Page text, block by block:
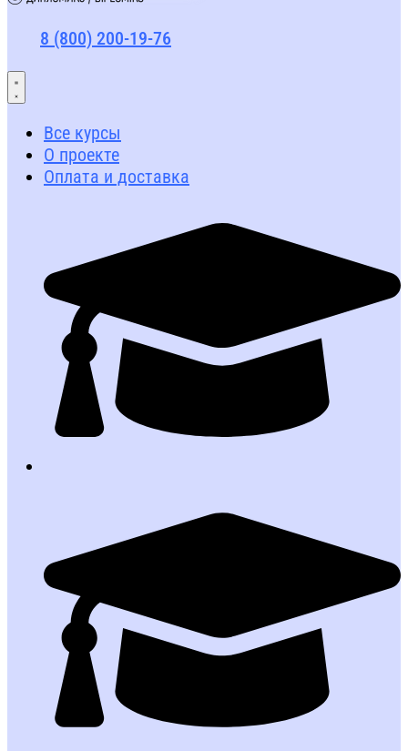
8 (800) 200-19-76
Все курсы
О проекте
Оплата и доставка